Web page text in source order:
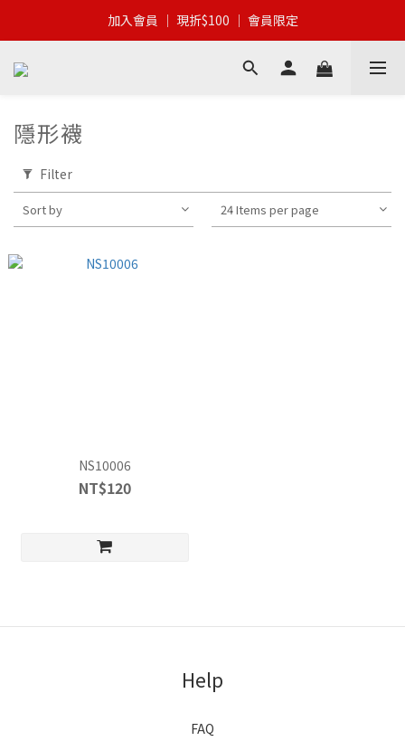
加入會員 │ 全館滿$399 │ 超商免運
加入會員 │ 現折$100 │ 會員限定
加入會員 │ 全館滿$399 │ 超商免運
隱形襪
Filter
Sort by 24 Items per page
NS10006
NT$120
Help
FAQ